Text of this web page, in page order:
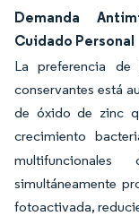
Demanda
Cuidado Personal
La preferencia
conservantes está
de óxido de zinc
crecimiento
simultáneamente
fotoactivada,